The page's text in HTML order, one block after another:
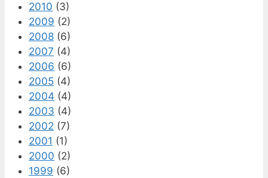
2010 (3)
2009 (2)
2008 (6)
2007 (4)
2006 (6)
2005 (4)
2004 (4)
2003 (4)
2002 (7)
2001 (1)
2000 (2)
1999 (6)